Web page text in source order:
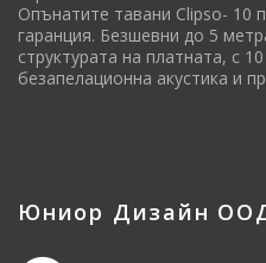
Опънатите тавани Clipso- 10
гаранция. Безшевни до 5
структурата на платната, с
безапелационна акустика и
Юниор Дизайн